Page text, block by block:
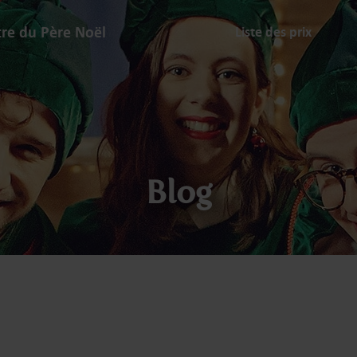
du Père Noël Liste des prix
Blog